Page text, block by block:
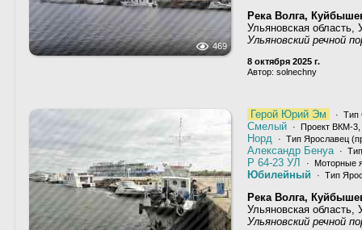
469
Река Волга,
Ульяновская область,
Ульяновский речной
8 октября 2025 г.
Автор: solnechny
Герой Юрий Эм · Тип
Смелый · Проект ВКМ-
Норд · Тип Ярославец
Александр Бенуа ·
Р 64-23 УЛ · Моторные
Юбилейный · Тип
Река Волга,
Ульяновская область,
Ульяновский речной